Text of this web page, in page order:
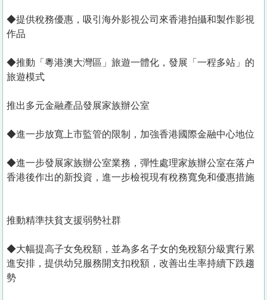
◆提供稅務優惠，吸引海外影視公司來香港拍攝和製作影視
作品
◆推動「粵港澳大灣區」旅遊一體化，發展「一程多站」的
旅遊模式
推出多元金融產品發展家族辦公室
◆進一步放寬上市監管的限制，加強香港國際金融中心地位
◆進一步發展家族辦公室業務，彈性處理家族辦公室在落户
香港後作出的新投資，進一步檢視現有稅務寬免和優惠措施
推動精準扶貧支援弱勢社群
◆大幅提高子女免稅額，並為多名子女的免稅額分級實行累
進安排，提供幼兒服務開支扣稅額，改善出生率持續下跌趨
勢